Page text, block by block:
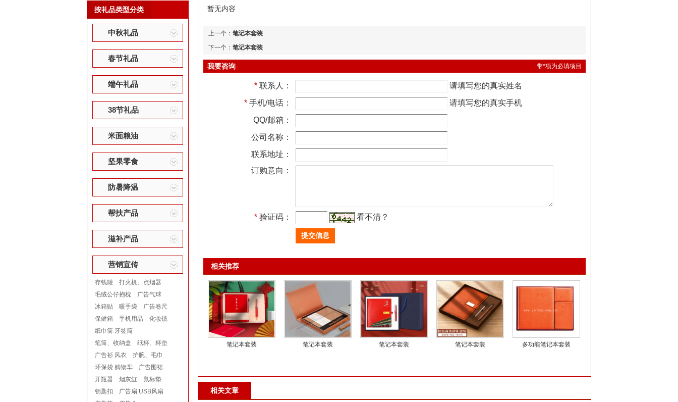
按礼品类型分类
中秋礼品
春节礼品
端午礼品
38节礼品
米面粮油
坚果零食
防暑降温
帮扶产品
滋补产品
营销宣传
存钱罐
打火机、点烟器
毛绒公仔抱枕
广告气球
冰箱贴
暖手袋
广告卷尺
保健箱
手机用品
化妆镜
纸巾筒 牙签筒
笔筒、收纳盒
纸杯、杯垫
广告衫 风衣
护腕、毛巾
环保袋 购物车
广告围裙
开瓶器
烟灰缸
鼠标垫
钥匙扣
广告扇 USB风扇
暂无内容
上一个： 笔记本套装
下一个： 笔记本套装
带*项为必填项目
我要咨询
* 联系人：
请填写您的真实姓名
* 手机/电话：
请填写您的真实手机
QQ/邮箱：
公司名称：
联系地址：
订购意向：
* 验证码： 看不清？
相关推荐
笔记本套装 笔记本套装 笔记本套装 笔记本套装 多功能笔记本套装
相关文章